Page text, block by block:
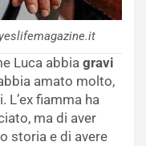
Luca abbia gravi
amato molto,
L’ex fiamma ha
ma di aver
storia e di avere